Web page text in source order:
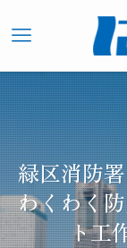
緑区消防
わくわく
ト工